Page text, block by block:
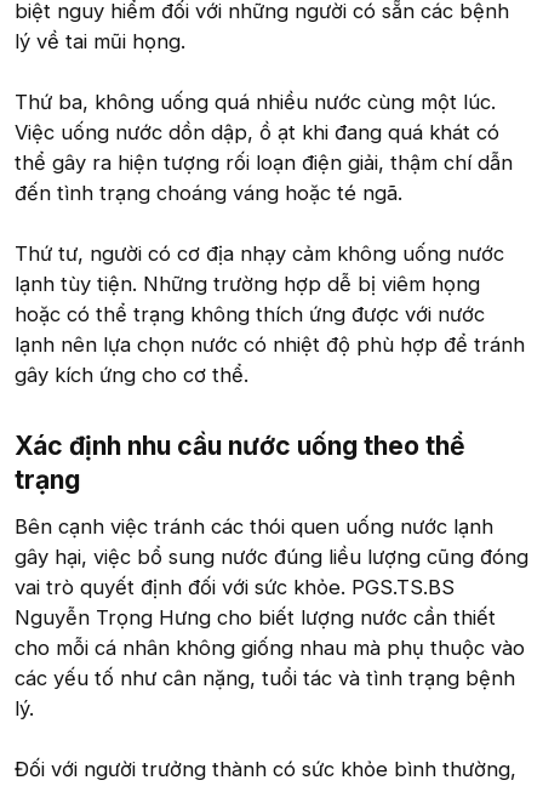
biệt nguy hiểm đối với những người có sẵn các bệnh
lý về tai mũi họng.
Thứ ba, không uống quá nhiều nước cùng một lúc.
Việc uống nước dồn dập, ồ ạt khi đang quá khát có
thể gây ra hiện tượng rối loạn điện giải, thậm chí dẫn
đến tình trạng choáng váng hoặc té ngã.
Thứ tư, người có cơ địa nhạy cảm không uống nước
lạnh tùy tiện. Những trường hợp dễ bị viêm họng
hoặc có thể trạng không thích ứng được với nước
lạnh nên lựa chọn nước có nhiệt độ phù hợp để tránh
gây kích ứng cho cơ thể.
Xác định nhu cầu nước uống theo thể
trạng​
Bên cạnh việc tránh các thói quen uống nước lạnh
gây hại, việc bổ sung nước đúng liều lượng cũng đóng
vai trò quyết định đối với sức khỏe. PGS.TS.BS
Nguyễn Trọng Hưng cho biết lượng nước cần thiết
cho mỗi cá nhân không giống nhau mà phụ thuộc vào
các yếu tố như cân nặng, tuổi tác và tình trạng bệnh
lý.
Đối với người trưởng thành có sức khỏe bình thường,